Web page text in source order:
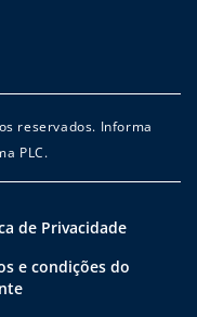
reservados. Informa
PLC.
de Privacidade
e condições do